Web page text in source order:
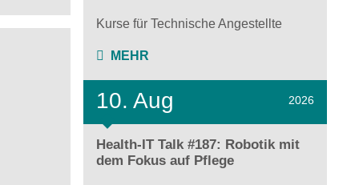
Kurse für Technische Angestellte
MEHR
10. Aug 2026
Health-IT Talk #187: Robotik mit
dem Fokus auf Pflege